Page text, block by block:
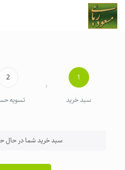
1
سبد خرید
2
تسویه
سبد خرید شما در حال